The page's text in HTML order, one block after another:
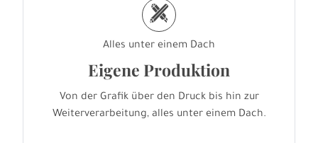
h
Alles unter einem Dach
Eigene Produktion
Von der Grafik über den Druck bis hin zur
Weiterverarbeitung, alles unter einem Dach.